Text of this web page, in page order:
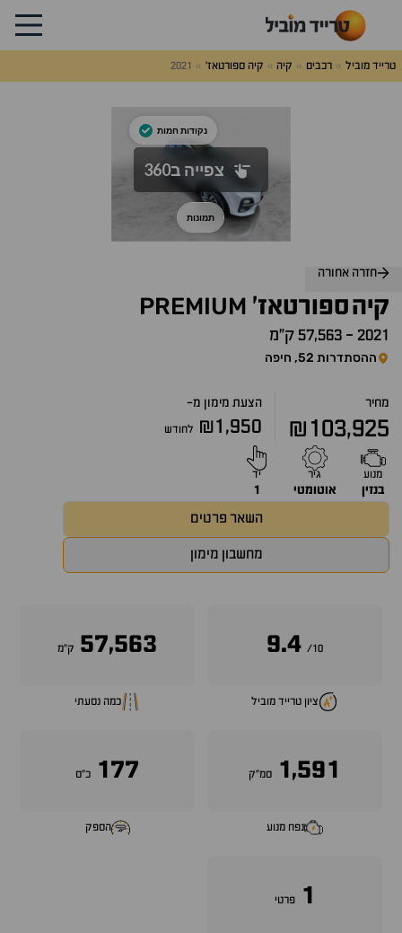
טרייד מוביל רכבים קיה קיה ספורטאז' 2021
חזרה אחורה
קיהספורטאז' PREMIUM
2021
- 57,563 ק״מ
ההסתדרות 52, חיפה
מחיר
₪103,925
הצעת מימון מ-
₪1,950 לחודש
מנוע
בנזין
גיר
אוטומטי
יד
1
השאר פרטים
מחשבון מימון
10/
9.4
ציון טרייד מוביל
57,563 ק״מ
כמה נסעתי
1,591 סמ״ק
נפח מנוע
177 כ״ס
הספק
1 פרטי